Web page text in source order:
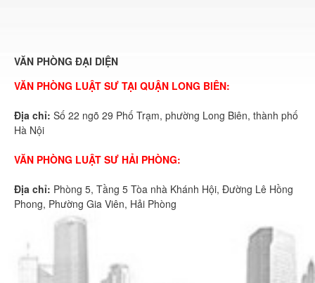
VĂN PHÒNG ĐẠI DIỆN
VĂN PHÒNG LUẬT SƯ TẠI QUẬN LONG BIÊN:
Địa chỉ: Số 22 ngõ 29 Phố Trạm, phường Long Biên, thành phố
Hà Nội
VĂN PHÒNG LUẬT SƯ HẢI PHÒNG:
Địa chỉ: Phòng 5, Tầng 5 Tòa nhà Khánh Hội, Đường Lê Hồng
Phong, Phường Gia Viên, Hải Phòng